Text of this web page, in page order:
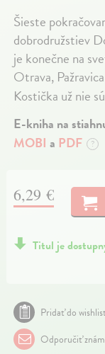
Šieste
dobrodružstiev
je konečne na
Otrava,
Kostička už nie
E-kniha na
MOBI a PDF ?
6,29 €
Titul je
Pridať do
Odporučiť